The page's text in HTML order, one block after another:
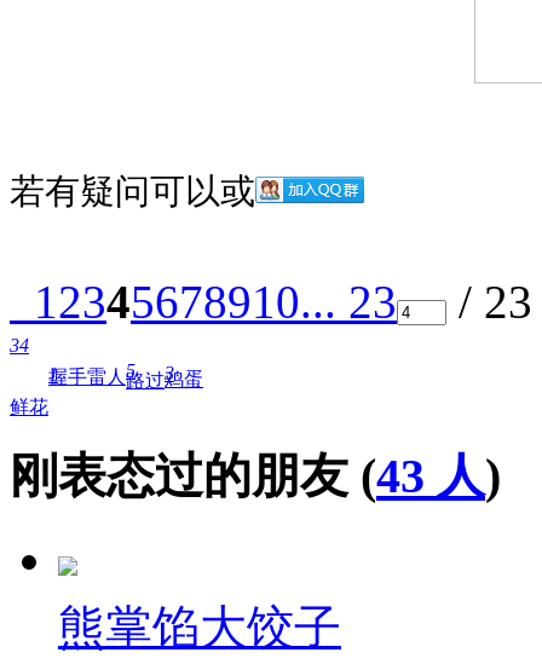
若有疑问可以或
12345678910... 23 /
34
鲜花
1
握手雷人 5
路过3
鸡蛋
刚表态过的朋友 (43 人)
熊掌馅大饺子